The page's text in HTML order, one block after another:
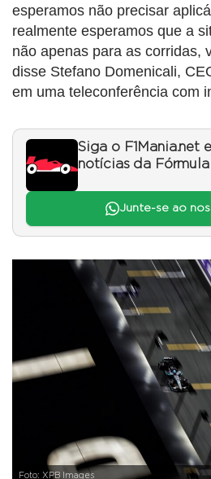
esperamos não precisar
realmente esperamos que a
não apenas para as corridas,
disse Stefano Domenicali,
em uma teleconferência com
Siga o F1Mania.net
notícias da
Junte-se ao
Foto: XPB Images